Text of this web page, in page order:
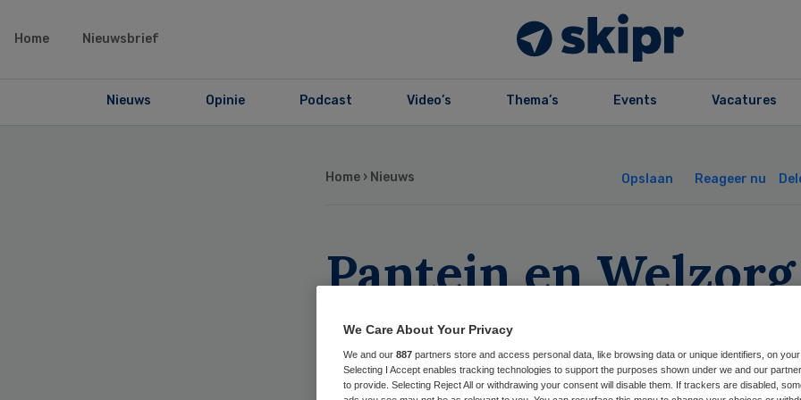
Home Nieuwsbrief
Nieuws Opinie Podcast Video’s Thema’s Events Vacatures
Home › Nieuws Opslaan Reageer nu
Pantein en Welzorg
slaan handen ineen
We Care About Your Privacy
We and our 887 partners store and access personal data, like browsing data or unique identifiers, on
Selecting I Accept enables tracking technologies to support the purposes shown under we and our
to provide. Selecting Reject All or withdrawing your consent will disable them. If trackers are disabled,